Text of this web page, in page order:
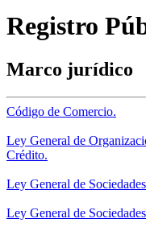
Registro
Marco jurídico
Código de Comercio.
Ley General de
Crédito.
Ley General de
Ley General de